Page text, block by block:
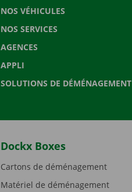
NOS VÉHICULES
NOS SERVICES
AGENCES
APPLI
SOLUTIONS DE DÉMÉNAGEMENT
Dockx Boxes
Cartons de déménagement
Matériel de déménagement